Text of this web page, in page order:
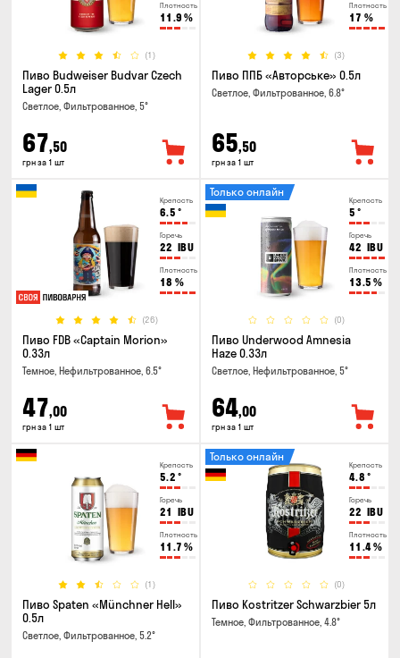
Плотность
11.9 %
(1)
Пиво Budweiser Budvar Czech
Lager 0.5л
Светлое, Фильтрованное, 5°
67,50
грн за 1 шт
Плотность
17 %
(3)
Пиво ППБ «Авторське» 0.5л
Светлое, Фильтрованное, 6.8°
65,50
грн за 1 шт
Крепость
6.5 °
Горечь
22 IBU
Плотность
18 %
(26)
Пиво FDB «Captain Morion»
0.33л
Темное, Нефильтрованное, 6.5°
47,00
грн за 1 шт
Крепость
5 °
Горечь
42 IBU
Плотность
13.5 %
(0)
Только онлайн
Пиво Underwood Amnesia
Haze 0.33л
Светлое, Нефильтрованное, 5°
64,00
грн за 1 шт
Крепость
5.2 °
Горечь
21 IBU
Плотность
11.7 %
(1)
Пиво Spaten «Münchner Hell»
0.5л
Светлое, Фильтрованное, 5.2°
Крепость
4.8 °
Горечь
22 IBU
Плотность
11.4%
(0)
Только онлайн
Пиво Kostritzer Schwarzbier 5л
Темное, Фильтрованное, 4.8°